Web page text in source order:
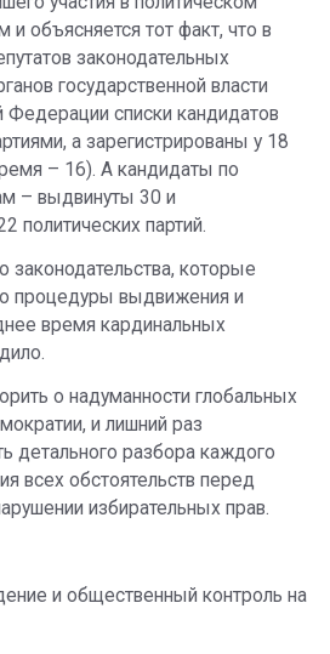
объясняется тот факт, что в
законодательных
государственной власти
Федерации списки кандидатов
а зарегистрированы у 18
– 16). А кандидаты по
– выдвинуты 30 и
политических партий.
законодательства, которые
процедуры выдвижения и
время кардинальных
о надуманности глобальных
и лишний раз
детального разбора каждого
всех обстоятельств перед
избирательных прав.
и общественный контроль на